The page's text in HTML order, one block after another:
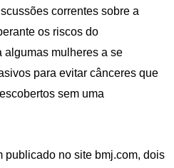
correntes sobre a
os riscos do
algumas mulheres a se
para evitar cânceres que
sem uma
publicado no site bmj.com, dois